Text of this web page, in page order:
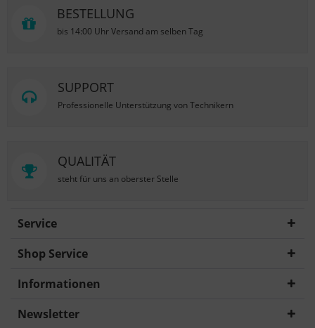
BESTELLUNG
bis 14:00 Uhr Versand am selben Tag
SUPPORT
Professionelle Unterstützung von Technikern
QUALITÄT
steht für uns an oberster Stelle
Service
Shop Service
Informationen
Newsletter